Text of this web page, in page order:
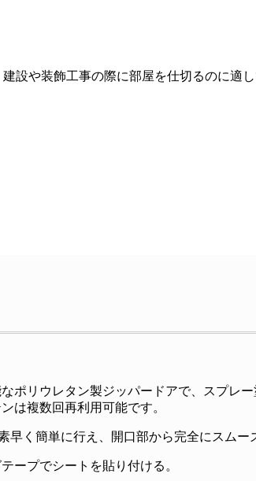
設や装飾工事の際に部屋を仕切るのに適
ポリウレタン製ジッパードアで、スプレ
は複数回再利用可能です。
く簡単に行え、開口部から完全にスムー
ープでシートを貼り付ける。